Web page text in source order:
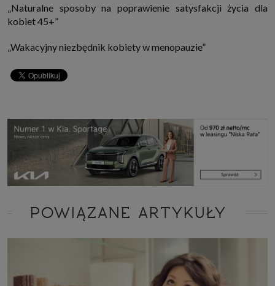
„Naturalne sposoby na poprawienie satysfakcji życia dla
kobiet 45+”
„Wakacyjny niezbędnik kobiety w menopauzie”
POWIĄZANE ARTYKUŁY